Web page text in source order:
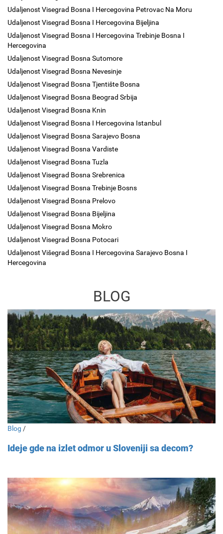
Udaljenost Visegrad Bosna I Hercegovina Petrovac Na Moru
Udaljenost Visegrad Bosna I Hercegovina Bijeljina
Udaljenost Visegrad Bosna I Hercegovina Trebinje Bosna I
Hercegovina
Udaljenost Visegrad Bosna Sutomore
Udaljenost Visegrad Bosna Nevesinje
Udaljenost Visegrad Bosna Tjentište Bosna
Udaljenost Visegrad Bosna Beograd Srbija
Udaljenost Visegrad Bosna Knin
Udaljenost Visegrad Bosna I Hercegovina Istanbul
Udaljenost Visegrad Bosna Sarajevo Bosna
Udaljenost Visegrad Bosna Vardiste
Udaljenost Visegrad Bosna Tuzla
Udaljenost Visegrad Bosna Srebrenica
Udaljenost Visegrad Bosna Trebinje Bosns
Udaljenost Visegrad Bosna Prelovo
Udaljenost Visegrad Bosna Bijeljina
Udaljenost Visegrad Bosna Mokro
Udaljenost Visegrad Bosna Potocari
Udaljenost Višegrad Bosna I Hercegovina Sarajevo Bosna I
Hercegovina
BLOG
Blog /
Ideje gde na izlet odmor u Sloveniji sa decom?